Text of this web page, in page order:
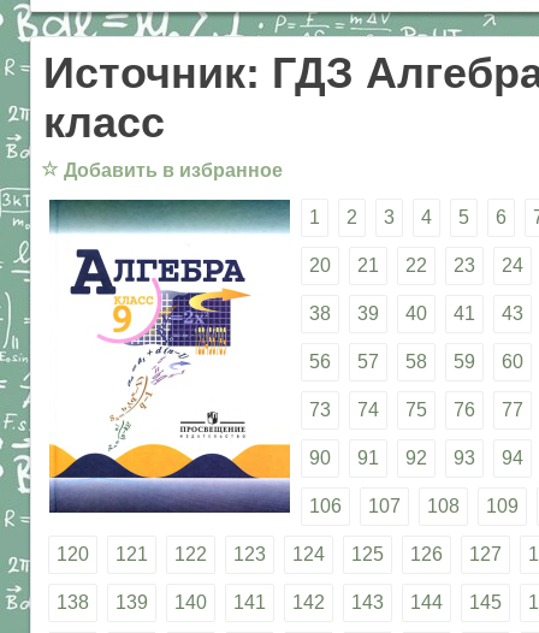
Источник: ГДЗ
класс
☆ Добавить в избранное
1 2 3 4 5 6
20 21 22 23 24
38 39 40 41 43
56 57 58 59 60
73 74 75 76 77
90 91 92 93 94
106 107 108 109
120 121 122 123 124 125 126 127
138 139 140 141 142 143 144 145